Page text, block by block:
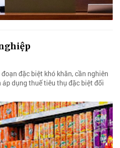
đặc biệt khó khăn, cần nghiên
dụng thuế tiêu thụ đặc biệt đối